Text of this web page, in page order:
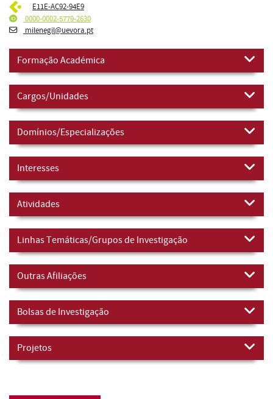
E11E-AC92-94E9
0000-0002-5779-2630
milenegil@uevora.pt
Formação Académica
Cargos/Unidades
Domínios/Especializações
Interesses
Atividades
Linhas Temáticas/Grupos de Investigação
Outras Afiliações
Bolsas de Investigação
Projetos